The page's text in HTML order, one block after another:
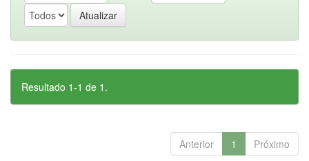
Resultado 1-1 de 1.
Anterior 1 Próximo